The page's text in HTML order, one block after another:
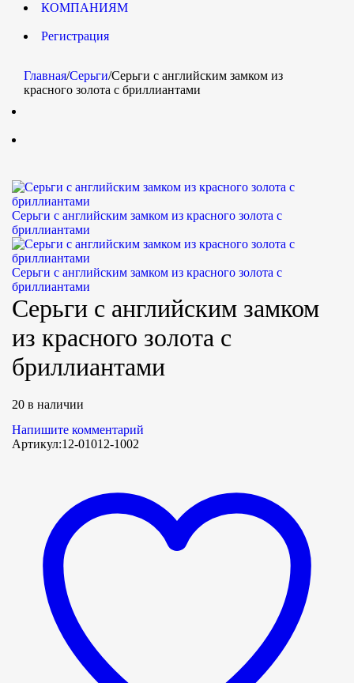
КОМПАНИЯМ
Регистрация
Главная/Серьги/Серьги с английским замком из
красного золота с бриллиантами
Серьги с английским замком из красного золота с
бриллиантами
Серьги с английским замком из красного золота с
бриллиантами
Серьги с английским замком
из красного золота с
бриллиантами
20 в наличии
Напишите комментарий
Артикул:12-01012-1002